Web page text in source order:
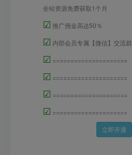
全站资源免费获取1个月
☑ 推广佣金高达50％
☑ 内部会员专属【微信】交流群
☑ =====================
☑ =====================
☑ =====================
☑ =====================
立即开通